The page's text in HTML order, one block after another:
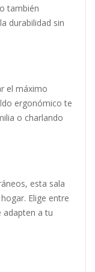
también
durabilidad sin
el máximo
ergonómico te
o charlando
esta sala
Elige entre
adapten a tu